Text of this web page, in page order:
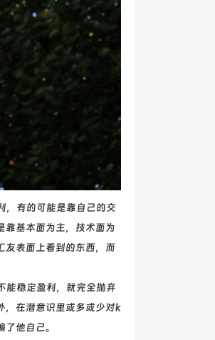
，有的可能是靠自己的交
靠基本面为主，技术面为
友表面上看到的东西，而
能稳定盈利，就完全抛弃
，在潜意识里或多或少对k
他自己。